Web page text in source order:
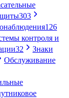
303
126
контроля и
32
Знаки
Обслуживание